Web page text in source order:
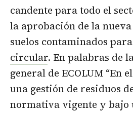
candente para todo el
la aprobación de la
suelos contaminados
circular. En palabras de
general de ECOLUM “En
una gestión de residuos
normativa vigente y bajo